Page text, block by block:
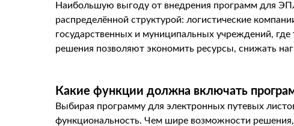
Наибольшую выгоду от внедрения программ для
распределённой структурой: логистические
государственных и муниципальных учреждений,
решения позволяют экономить ресурсы, снижать
Какие функции должна включать
Выбирая программу для электронных путевых
функциональность. Чем шире возможности решения,